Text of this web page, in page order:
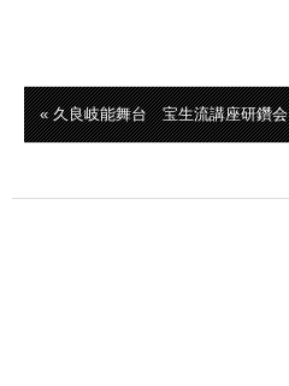
« 久良岐能舞台 宝生流講座研鑽会